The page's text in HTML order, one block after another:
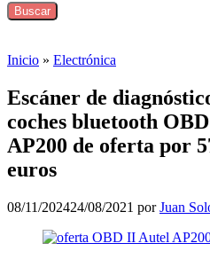
Inicio » Electrónica
Escáner de
coches bluetooth
AP200 de oferta por
euros
08/11/202424/08/2021 porJuan